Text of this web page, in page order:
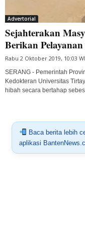
Advertorial
Sejahterakan
Berikan
Rabu 2 Oktober 2019, 10:03
SERANG - Pemerintah
Kedokteran Universitas
hibah secara bertahap
Baca berita lebih
aplikasi